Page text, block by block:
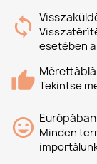
esetében
Tekintse
Minden